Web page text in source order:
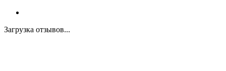
Загрузка отзывов...